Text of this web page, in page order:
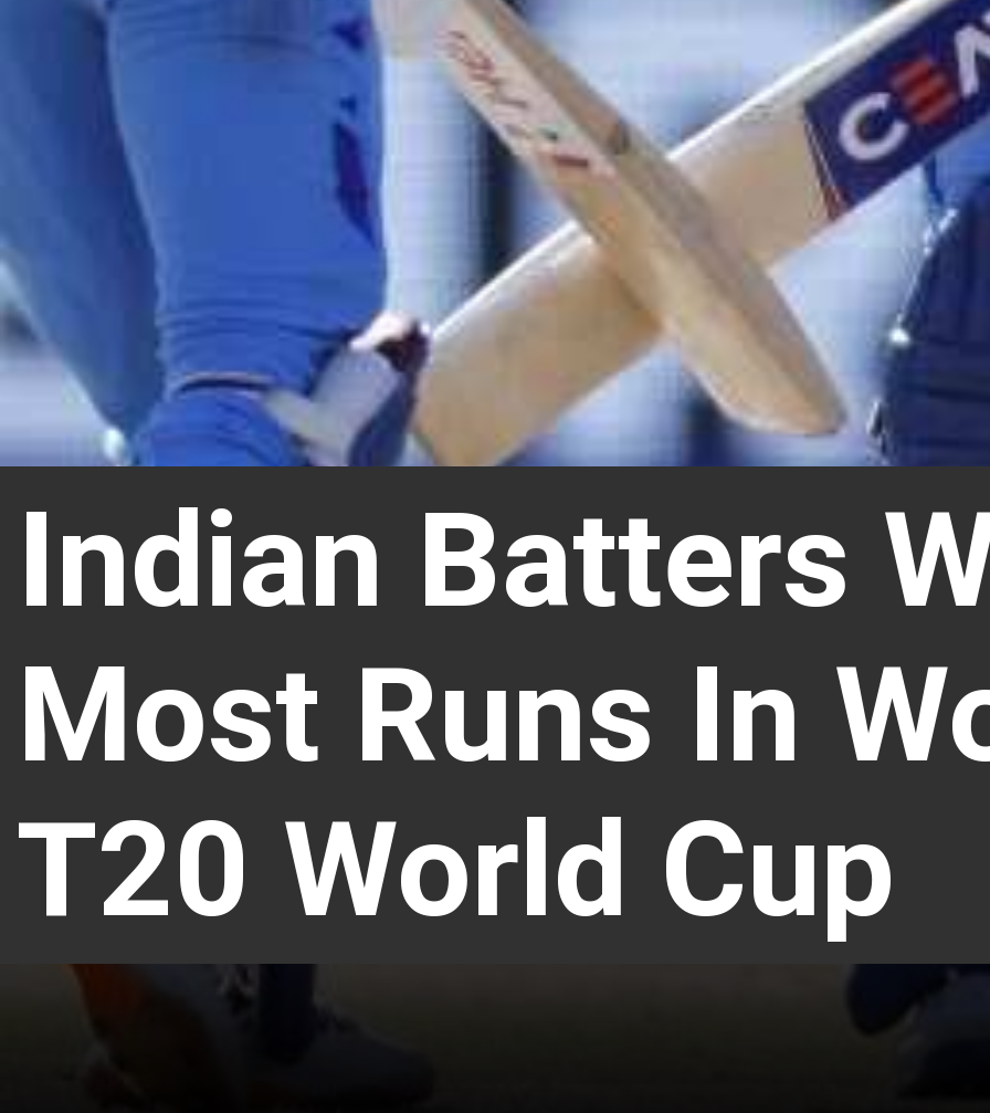
Indian Batters
Most Runs In
T20 World Cup